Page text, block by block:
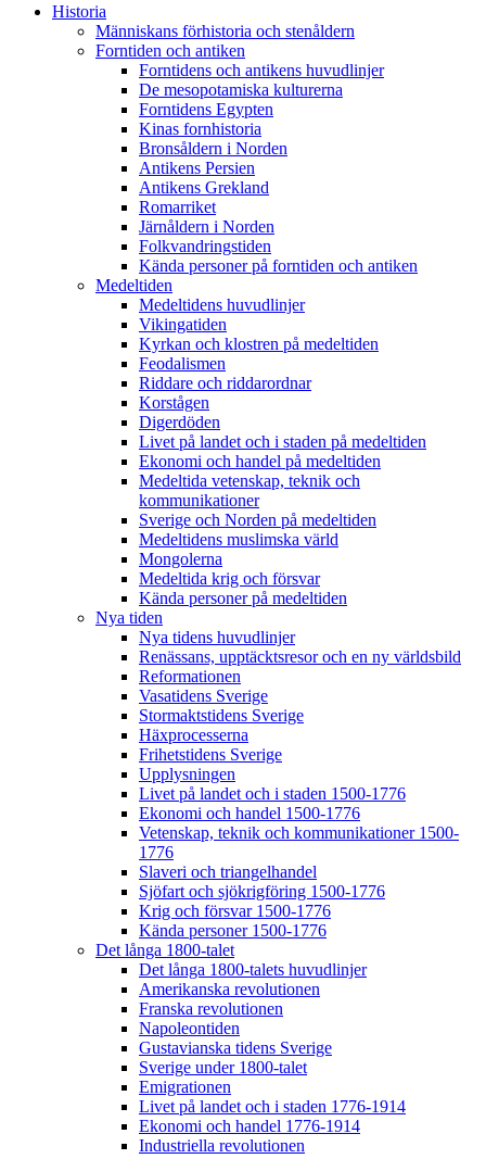
Historia
Människans förhistoria och stenåldern
Forntiden och antiken
Forntidens och antikens huvudlinjer
De mesopotamiska kulturerna
Forntidens Egypten
Kinas fornhistoria
Bronsåldern i Norden
Antikens Persien
Antikens Grekland
Romarriket
Järnåldern i Norden
Folkvandringstiden
Kända personer på forntiden och antiken
Medeltiden
Medeltidens huvudlinjer
Vikingatiden
Kyrkan och klostren på medeltiden
Feodalismen
Riddare och riddarordnar
Korstågen
Digerdöden
Livet på landet och i staden på medeltiden
Ekonomi och handel på medeltiden
Medeltida vetenskap, teknik och
kommunikationer
Sverige och Norden på medeltiden
Medeltidens muslimska värld
Mongolerna
Medeltida krig och försvar
Kända personer på medeltiden
Nya tiden
Nya tidens huvudlinjer
Renässans, upptäcktsresor och en ny världsbild
Reformationen
Vasatidens Sverige
Stormaktstidens Sverige
Häxprocesserna
Frihetstidens Sverige
Upplysningen
Livet på landet och i staden 1500-1776
Ekonomi och handel 1500-1776
Vetenskap, teknik och kommunikationer 1500-
1776
Slaveri och triangelhandel
Sjöfart och sjökrigföring 1500-1776
Krig och försvar 1500-1776
Kända personer 1500-1776
Det långa 1800-talet
Det långa 1800-talets huvudlinjer
Amerikanska revolutionen
Franska revolutionen
Napoleontiden
Gustavianska tidens Sverige
Sverige under 1800-talet
Emigrationen
Livet på landet och i staden 1776-1914
Ekonomi och handel 1776-1914
Industriella revolutionen